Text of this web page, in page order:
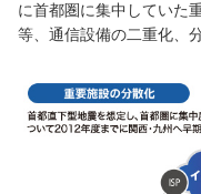
に首都圏に集中していた
等、通信設備の二重化、